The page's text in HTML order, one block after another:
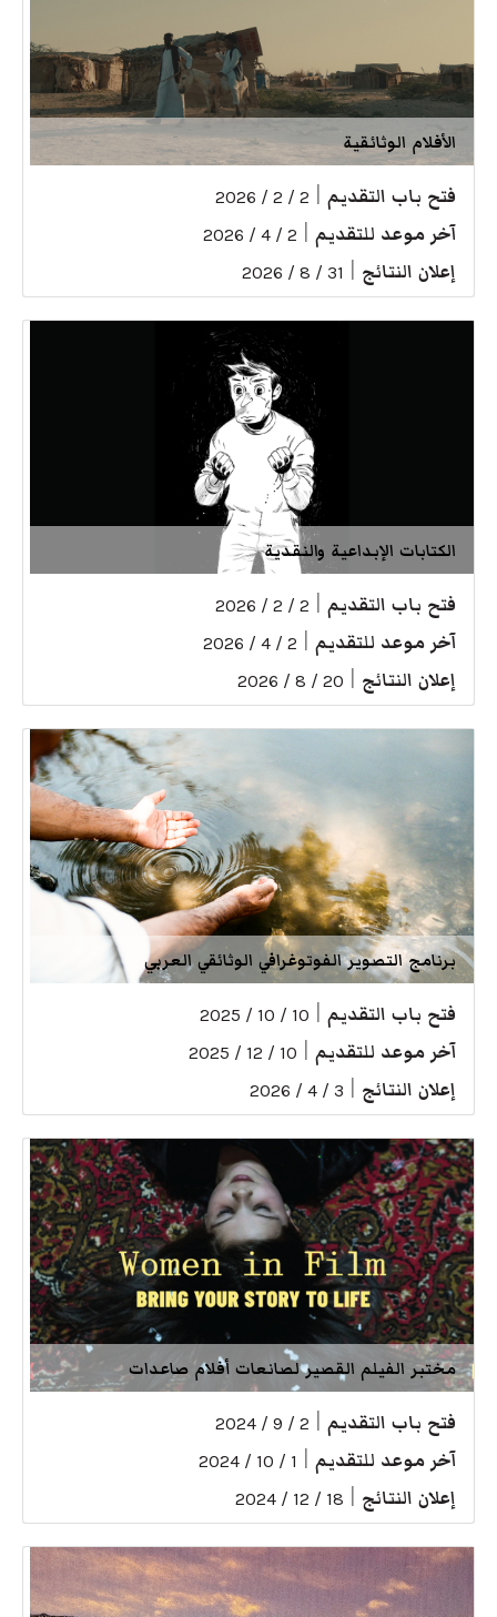
الأفلام الوثائقية
فتح باب التقديم 2 / 2 / 2026
آخر موعد للتقديم 2 / 4 / 2026
إعلان النتائج 31 / 8 / 2026
الكتابات الإبداعية والنقدية
فتح باب التقديم 2 / 2 / 2026
آخر موعد للتقديم 2 / 4 / 2026
إعلان النتائج 20 / 8 / 2026
برنامج التصوير الفوتوغرافي الوثائقي العربي
فتح باب التقديم 10 / 10 / 2025
آخر موعد للتقديم 10 / 12 / 2025
إعلان النتائج 3 / 4 / 2026
مختبر الفيلم القصير لصانعات أفلام صاعدات
فتح باب التقديم 2 / 9 / 2024
آخر موعد للتقديم 1 / 10 / 2024
إعلان النتائج 18 / 12 / 2024